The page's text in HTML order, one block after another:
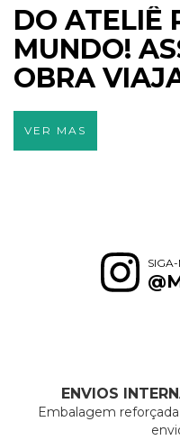
DO ATELIÊ
MUNDO! ASSIM A SUA
OBRA
QUALQUER
PLANETA.
VER MAS
ENVIOS
Embalagem